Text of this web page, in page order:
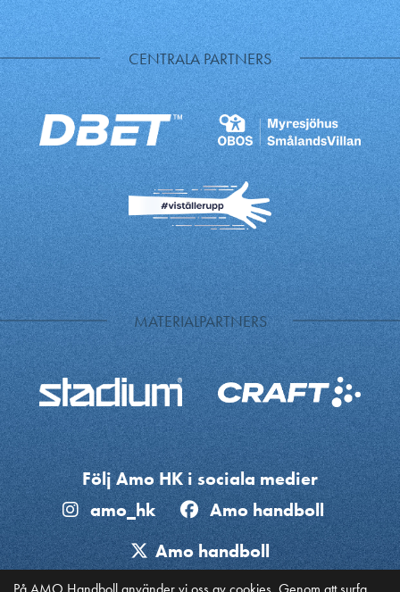
CENTRALA PARTNERS
MATERIALPARTNERS
Följ Amo HK i sociala medier
amo_hk
Amo handboll
Amo handboll